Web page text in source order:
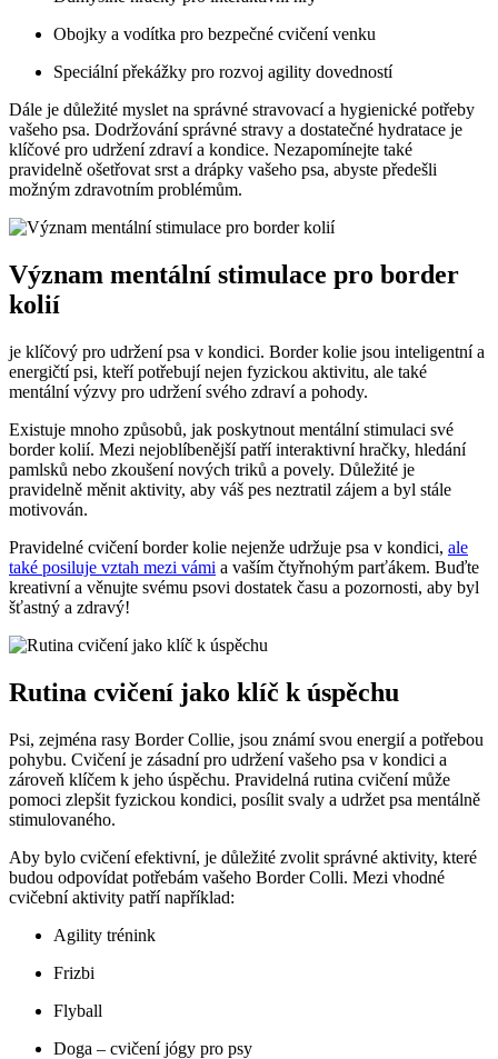
Obojky a vodítka pro bezpečné cvičení venku
Speciální překážky pro rozvoj agility dovedností
Dále je důležité myslet na správné stravovací a hygienické potřeby
vašeho psa. Dodržování správné stravy a dostatečné hydratace je
klíčové pro udržení zdraví a kondice. Nezapomínejte také
pravidelně ošetřovat srst a drápky vašeho psa, abyste předešli
možným zdravotním problémům.
Význam mentální stimulace pro border
kolií
je klíčový pro udržení psa v kondici. Border kolie jsou inteligentní a
energičtí psi, kteří potřebují nejen fyzickou aktivitu, ale také
mentální výzvy pro udržení svého zdraví a pohody.
Existuje mnoho způsobů, jak poskytnout mentální stimulaci své
border kolií. Mezi nejoblíbenější patří interaktivní hračky, hledání
pamlsků nebo zkoušení nových triků a povely. Důležité je
pravidelně měnit aktivity, aby váš pes neztratil zájem a byl stále
motivován.
Pravidelné cvičení border kolie nejenže udržuje psa v kondici, ale
také posiluje vztah mezi vámi a vaším čtyřnohým parťákem. Buďte
kreativní a věnujte svému psovi dostatek času a pozornosti, aby byl
šťastný a zdravý!
Rutina cvičení jako klíč k úspěchu
Psi, zejména rasy Border Collie, jsou známí svou energií a potřebou
pohybu. Cvičení je zásadní pro udržení vašeho psa v kondici a
zároveň klíčem k jeho úspěchu. Pravidelná rutina cvičení může
pomoci zlepšit fyzickou kondici, posílit svaly a udržet psa mentálně
stimulovaného.
Aby bylo cvičení efektivní, je důležité zvolit správné aktivity, které
budou odpovídat potřebám vašeho Border Colli. Mezi vhodné
cvičební aktivity patří například:
Agility trénink
Frizbi
Flyball
Doga – cvičení jógy pro psy